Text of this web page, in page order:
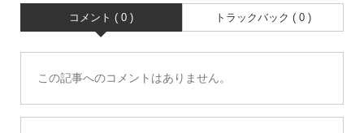
コメント ( 0 ) トラックバック ( 0 )
この記事へのコメントはありません。